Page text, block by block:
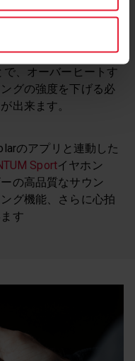
MOMENTUM
にリアルタイムで体
、オーバーヒートす
グの強度を下げる必
出来ます。
のアプリと連動した
Sportイヤホン
の高品質なサウン
グ機能、さらに心拍
す